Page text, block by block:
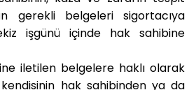
gerekli belgeleri sigortacıya
işgünü içinde hak sahibine
iletilen belgelere haklı olarak
hak sahibinden ya da